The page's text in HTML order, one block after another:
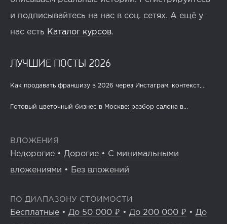
и подписывайтесь на нас в соц. сетях. А ещё у
нас есть Каталог курсов.
ЛУЧШИЕ ПОСТЫ 2026
Как продавать франшизу в 2026 через Инстаграм, контекст,...
Готовый цветочный бизнес в Москве: разбор салона в...
ВЛОЖЕНИЯ
Недорогие • Дорогие • С минимальными
вложениями • Без вложений
ПО ДИАПАЗОНУ СТОИМОСТИ
Бесплатные • До 50 000 ₽ • До 200 000 ₽ • До